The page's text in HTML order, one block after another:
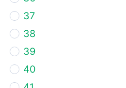
Fasciti plantari
Gambe gonfie
Instabilità di caviglia
Insufficienza venosa
37
38
39
40